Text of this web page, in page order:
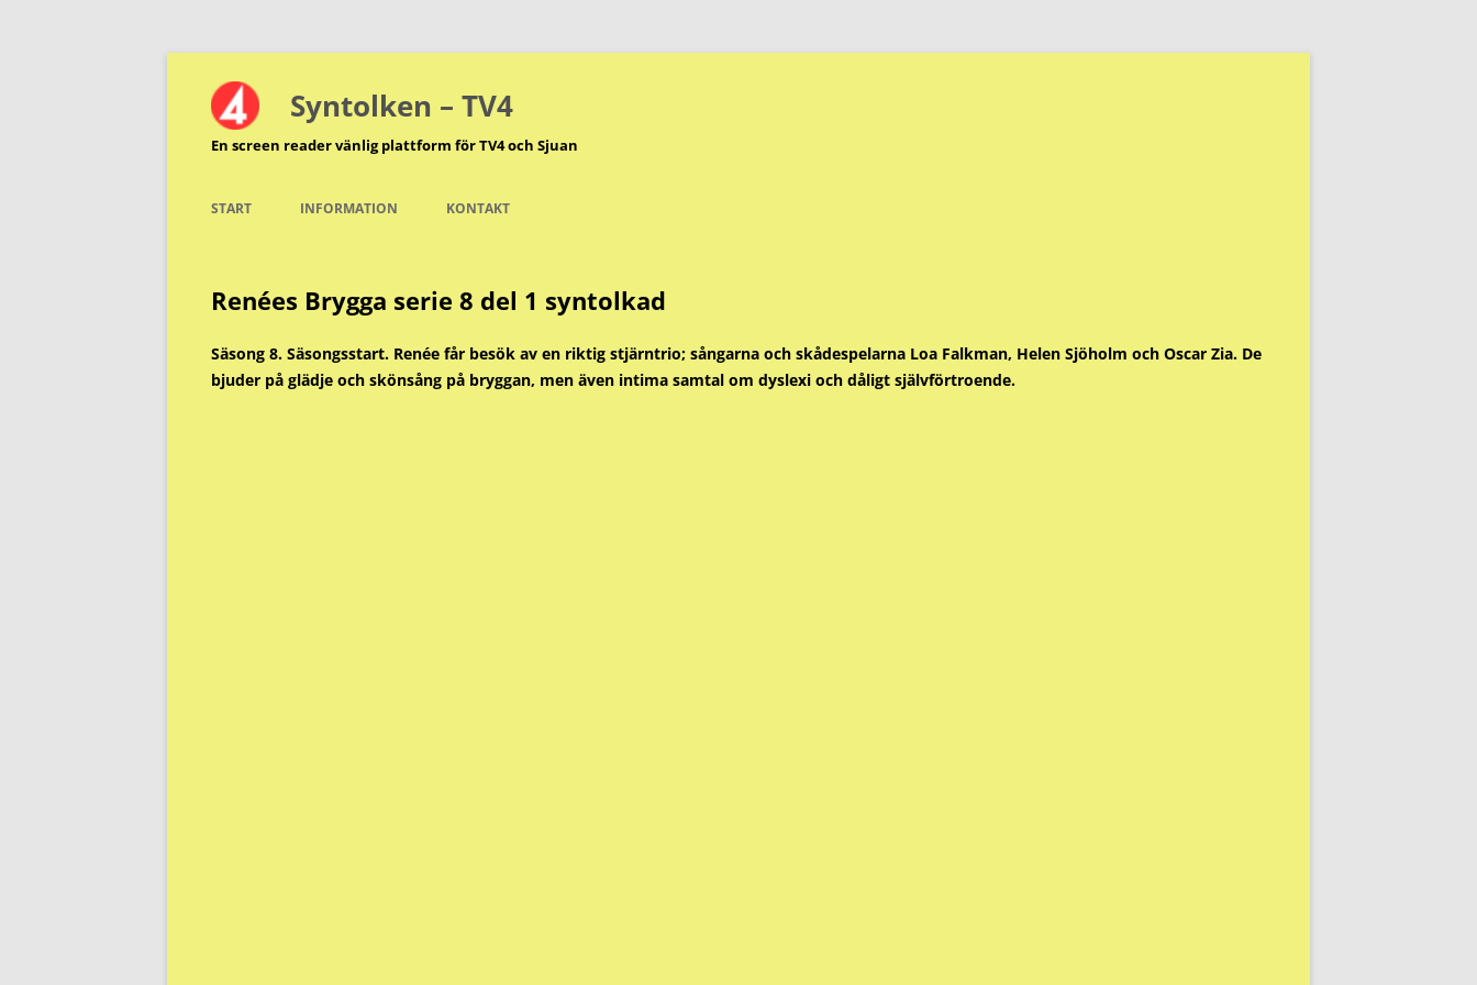
Hoppa
innehåll Syntolken – TV4
En screen reader vänlig plattform för TV4 och Sjuan
START INFORMATION KONTAKT
Renées Brygga serie 8 del 1 syntolkad
Säsong 8. Säsongsstart. Renée får besök av en riktig stjärntrio; sångarna och skådespelarna Loa Falkman, Helen Sjöholm och Oscar Zia. De
bjuder på glädje och skönsång på bryggan, men även intima samtal om dyslexi och dåligt självförtroende.